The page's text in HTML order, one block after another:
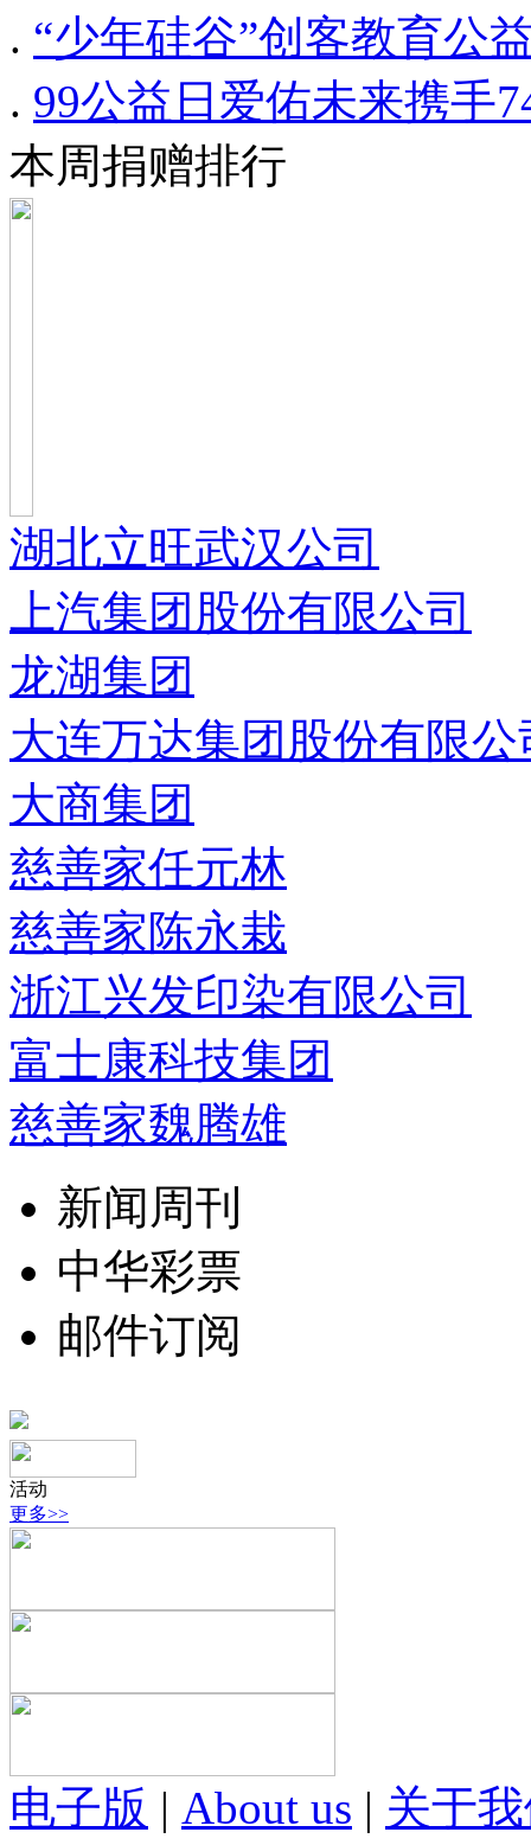
. “少年硅谷”创客教育公
. 99公益日爱佑未来携手
本周捐赠排行
湖北立旺武汉公司
上汽集团股份有限公司
龙湖集团
大连万达集团股份有限公
大商集团
慈善家任元林
慈善家陈永栽
浙江兴发印染有限公司
富士康科技集团
慈善家魏腾雄
新闻周刊
中华彩票
邮件订阅
活动
更多>>
电子版 | About us | 关于